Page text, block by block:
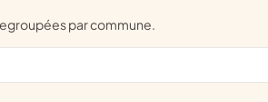
par commune.